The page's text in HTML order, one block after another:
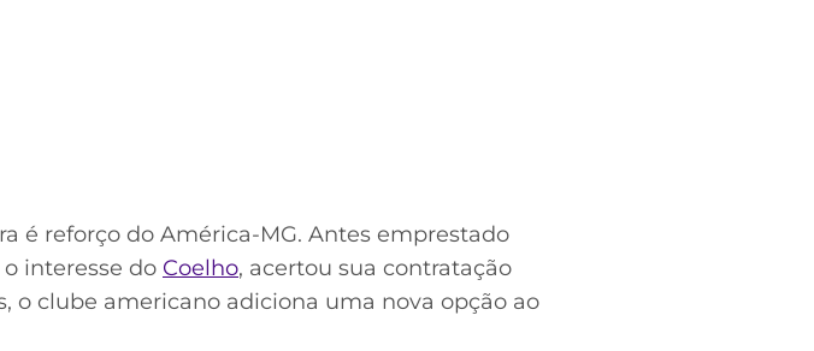
é reforço do América-MG. Antes emprestado
interesse do Coelho, acertou sua contratação
o clube americano adiciona uma nova opção ao